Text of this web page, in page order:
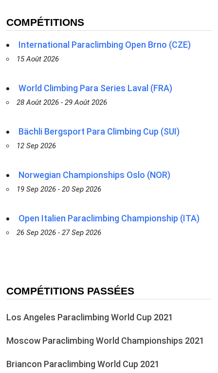
COMPÉTITIONS
International Paraclimbing Open Brno (CZE)
15 Août 2026
World Climbing Para Series Laval (FRA)
28 Août 2026 - 29 Août 2026
Bächli Bergsport Para Climbing Cup (SUI)
12 Sep 2026
Norwegian Championships Oslo (NOR)
19 Sep 2026 - 20 Sep 2026
Open Italien Paraclimbing Championship (ITA)
26 Sep 2026 - 27 Sep 2026
COMPÉTITIONS PASSÉES
Los Angeles Paraclimbing World Cup 2021
Moscow Paraclimbing World Championships 2021
Briancon Paraclimbing World Cup 2021